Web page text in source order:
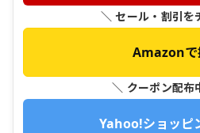
＼ セール・割引を
Amazonで
＼ クーポン配布
Yahoo!ショッピ